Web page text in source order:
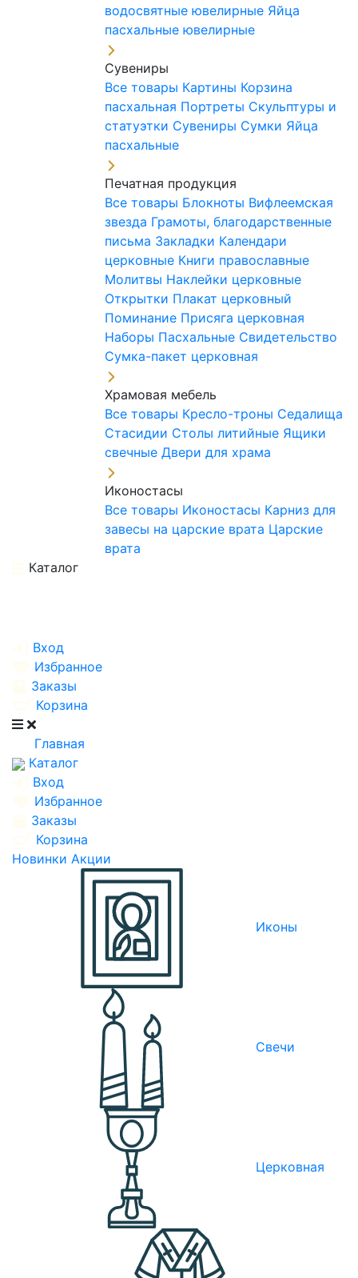
водосвятные ювелирные Яйца
пасхальные ювелирные
Сувениры
Все товары Картины Корзина
пасхальная Портреты Скульптуры и
статуэтки Сувениры Сумки Яйца
пасхальные
Печатная продукция
Все товары Блокноты Вифлеемская
звезда Грамоты, благодарственные
письма Закладки Календари
церковные Книги православные
Молитвы Наклейки церковные
Открытки Плакат церковный
Поминание Присяга церковная
Наборы Пасхальные Свидетельство
Сумка-пакет церковная
Храмовая мебель
Все товары Кресло-троны Седалища
Стасидии Столы литийные Ящики
свечные Двери для храма
Иконостасы
Все товары Иконостасы Карниз для
завесы на царские врата Царские
врата
Каталог
Вход
Избранное
Заказы
Корзина
Главная
Каталог
Вход
Избранное
Заказы
Корзина
Новинки Акции
Иконы
Свечи
Церковная